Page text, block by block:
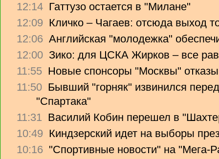
12:14 Гаттузо остается в "Милане"
12:09 Кличко – Чагаев: отсюда выход
12:06 Английская "молодежка"
12:00 Зико: для ЦСКА Жирков – все
11:55 Новые спонсоры "Москвы"
11:50 Бывший "горняк" извинился
"Спартака"
11:31 Василий Кобин перешел в
10:49 Киндзерский идет на выборы
10:16 "Спортивные новости" на "Мега-